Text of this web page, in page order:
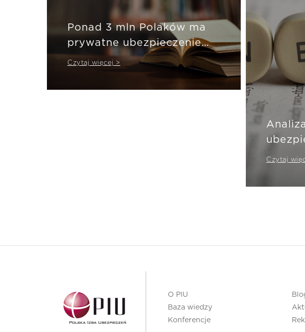
Ponad 3 mln Polaków ma
prywatne ubezpieczenie
zdrowotne
Czytaj więcej >
Czytaj
O PIU
Baza wiedzy
Konferencje